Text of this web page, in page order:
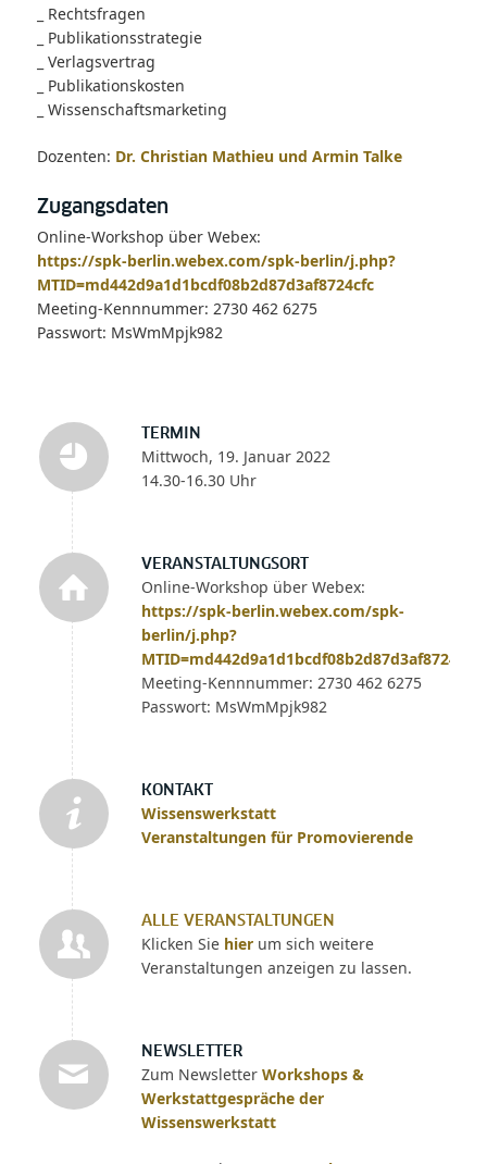
TERMIN
Mittwoch, 19. Januar 2022
14.30-16.30 Uhr
VERANSTALTUNGSORT
Online-Workshop über Webex:
https://spk-berlin.webex.com/spk-
berlin/j.php?
MTID=md442d9a1d1bcdf08b2d87d3af8724cfc
Meeting-Kennnummer: 2730 462 6275
Passwort: MsWmMpjk982
KONTAKT
Wissenswerkstatt
Veranstaltungen für Promovierende
ALLE VERANSTALTUNGEN
Klicken Sie hierum sich weitere
Veranstaltungen anzeigen zu lassen.
NEWSLETTER
Zum Newsletter Workshops &
Werkstattgespräche der
Wissenswerkstatt
_ Rechtsfragen
_ Publikationsstrategie
_ Verlagsvertrag
_ Publikationskosten
_ Wissenschaftsmarketing
Dozenten: Dr. Christian Mathieu und Armin Talke
Zugangsdaten
Online-Workshop über Webex:
https://spk-berlin.webex.com/spk-berlin/j.php?
MTID=md442d9a1d1bcdf08b2d87d3af8724cfc
Meeting-Kennnummer: 2730 462 6275
Passwort: MsWmMpjk982